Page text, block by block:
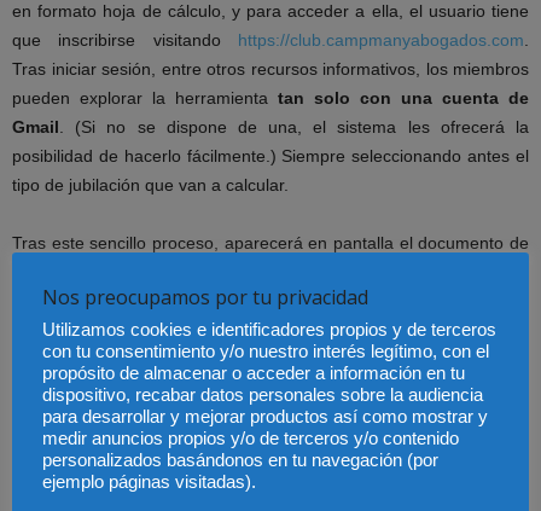
enformato hoja de cálculo, y para acceder a ella, el usuario tiene
que inscribirse visitando https://club.campmanyabogados.com.
Tras iniciar sesión, entre otros recursos informativos, los miembros
pueden explorar la herramienta tan solo con una cuenta de
Gmail. (Si no se dispone de una, el sistema les ofrecerá la
posibilidad de hacerlo fácilmente.) Siempre seleccionando antes el
tipo de jubilación que van a calcular.
Tras este sencillo proceso, aparecerá en pantalla el documento de
No obstante, en la web está disponible unvídeo sobre el acceso
a laherramienta y otro acerca de cómo utilizarla, paso a paso.
Hemos queridoque nuestra hoja de cálculo tenga una óptima
usabilidad y a la hora definalizar un cálculo, podemos modificar los
datos y obtener uno nuevo tansolo pulsando en REHACER
EXCEL.
Nos preocupamos por tu privacidad
Utilizamos cookies e identificadores propios y de terceros
con tu consentimiento y/o nuestro interés legítimo, con el
propósito de almacenar o acceder a información en tu
dispositivo, recabar datos personales sobre la audiencia
para desarrollar y mejorar productos así como mostrar y
medir anuncios propios y/o de terceros y/o contenido
personalizados basándonos en tu navegación (por
ejemplo páginas visitadas).